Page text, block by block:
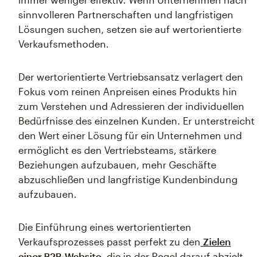
sinnvolleren Partnerschaften und langfristigen
Lösungen suchen, setzen sie auf wertorientierte
Verkaufsmethoden.
Der wertorientierte Vertriebsansatz verlagert den
Fokus vom reinen Anpreisen eines Produkts hin
zum Verstehen und Adressieren der individuellen
Bedürfnisse des einzelnen Kunden. Er unterstreicht
den Wert einer Lösung für ein Unternehmen und
ermöglicht es den Vertriebsteams, stärkere
Beziehungen aufzubauen, mehr Geschäfte
abzuschließen und langfristige Kundenbindung
aufzubauen.
Die Einführung eines wertorientierten
Verkaufsprozesses passt perfekt zu den Zielen